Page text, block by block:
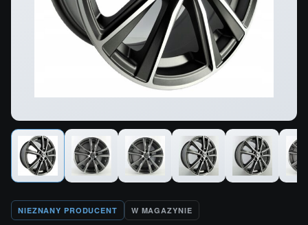
NIEZNANY PRODUCENT W MAGAZYNIE